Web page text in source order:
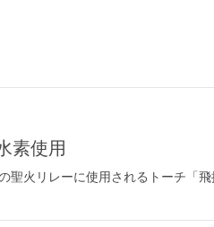
素使用
聖火リレーに使用されるトーチ「